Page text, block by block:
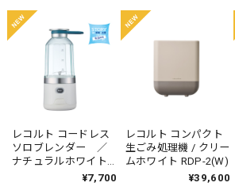
レコルト コードレス
ソロブレンダー ／
ナチュラルホワイト
¥7,700
レコルト コンパクト
生ごみ処理機 / クリー
ムホワイト RDP-2(W)
¥39,600